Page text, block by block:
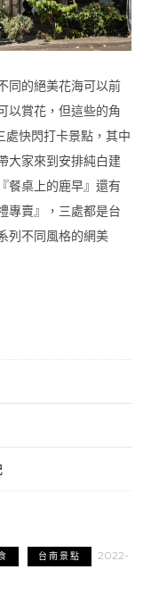
同的絕美花海可以前
以賞花，但這些的角
處快閃打卡景點，其中
大家來到安排純白建
餐桌上的鹿早』還有
專賣』，三處都是台
列不同風格的網美
台南景點
2022-